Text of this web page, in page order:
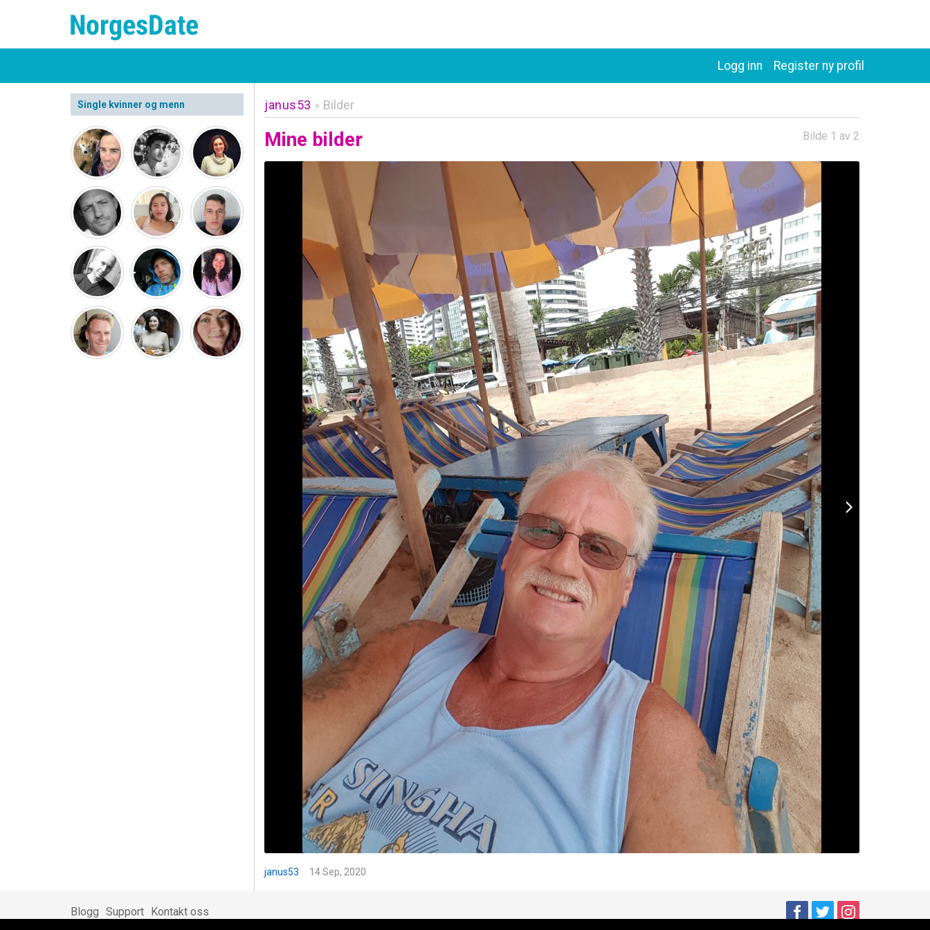
Register ny profil
Logg inn
Single kvinner og menn janus53 » Bilder
Mine bilder Bilde 1 av 2
janus53 14 Sep, 2020
Blogg Support Kontakt oss